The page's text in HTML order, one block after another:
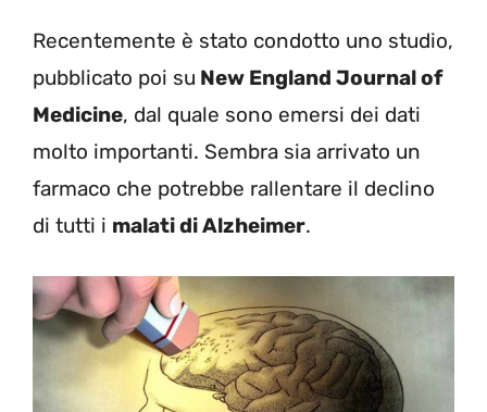
Recentemente è stato condotto uno studio,
pubblicato poi su New England Journal of
Medicine, dal quale sono emersi dei dati
molto importanti. Sembra sia arrivato un
farmaco che potrebbe rallentare il declino
di tutti i malati di Alzheimer.